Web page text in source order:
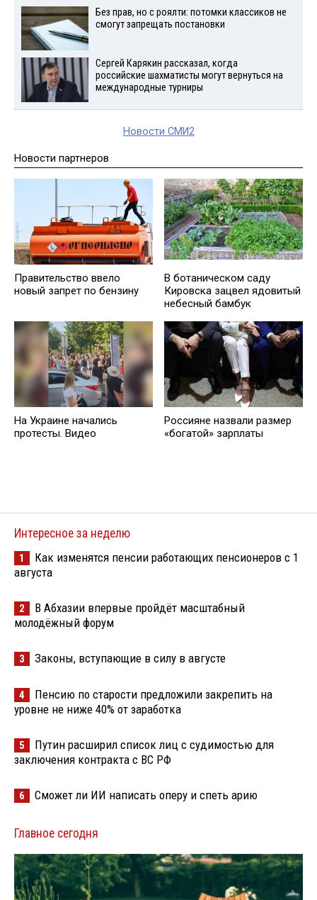
Без прав, но с роялти: потомки классиков не
смогут запрещать постановки
Сергей Карякин рассказал, когда
российские шахматисты могут вернуться на
международные турниры
Новости СМИ2
Новости партнеров
Правительство ввело
новый запрет по бензину
В ботаническом саду
Кировска зацвел ядовитый
небесный бамбук
На Украине начались
протесты. Видео
Россияне назвали размер
«богатой» зарплаты
Интересное за неделю
1
Как изменятся пенсии работающих пенсионеров с 1
августа
2
В Абхазии впервые пройдёт масштабный
молодёжный форум
3 Законы, вступающие в силу в августе
4
Пенсию по старости предложили закрепить на
уровне не ниже 40% от заработка
5
Путин расширил список лиц с судимостью для
заключения контракта с ВС РФ
6 Сможет ли ИИ написать оперу и спеть арию
Главное сегодня